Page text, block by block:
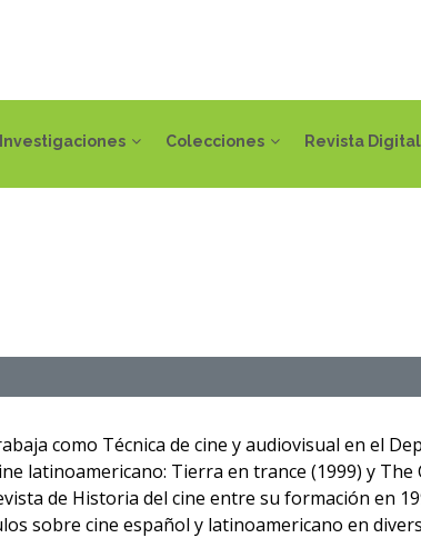
Colecciones Revista
como Técnica de cine y audiovisual en el
latinoamericano: Tierra en trance (1999) y The
de Historia del cine entre su formación en
sobre cine español y latinoamericano en